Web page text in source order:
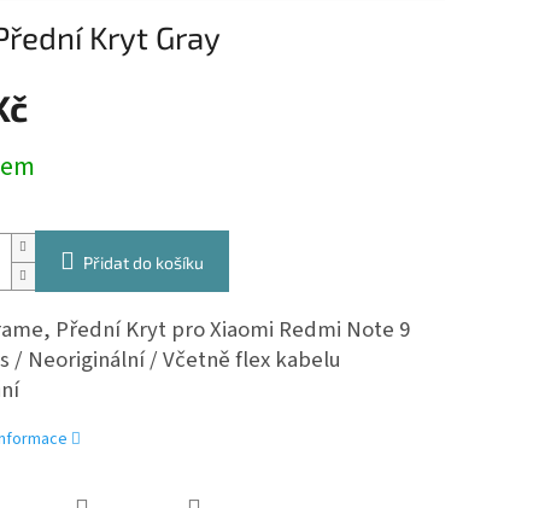
Kryt Gray
Přidat do košíku
Přední Kryt pro Xiaomi Redmi Note 9
/ Neoriginální / Včetně flex kabelu